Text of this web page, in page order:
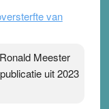
van
Meester
uit 2023